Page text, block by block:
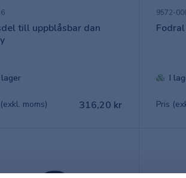
till uppblåsbar dan
lager
moms) 316,20 kr
9572-
I
Pris